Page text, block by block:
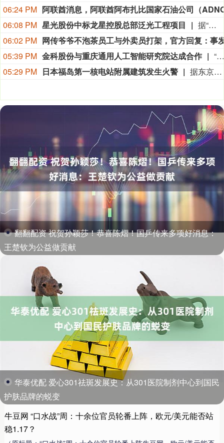
06:24 PM
06:08 PM 星光股份中标龙星控股总部泛光工程项目
据“星光股份”公众号消息，近日，星光股份成功中标龙星控股总部泛光工程项目。
06:02 PM
05:39 PM 金科股份与重庆通用人工智能研究院达成合作
“金科股份”公众号消息，2026年8月，金科地产集团股份有限公司（简称“金科股份”）与重庆通用人工智能研究院在重庆正式签署全方位合作协议。双方将依托通用人工智能前沿技术，落地不动产全场景智慧解决方案，合力打造重庆“人工智能+不动产”产业标杆项目。
05:29 PM 日本福岛第一核电站附属建筑发生火警 据东京电力公司消息，当地时间8日15时35分左右，日本福岛第一核电站5号、6号机组服务建筑3、4层的火灾报警器发生启动。东京电力公司于当天16时01分向双叶消防本部报警。随后，消防部门赶赴现场确认，但未发现明火或冒烟。事件对核电站厂区设备没有造成影响，监测点以及厂区边界的尘埃监测仪等所测得的放射线量也未发现异常。（央视新闻）
翻翻配资 祝贺孙颖莎！恭喜陈熠！国乒传来多项好消息：
王楚钦为公益做贡献
华泰优配 爱心301祛斑发展史：从301医院制剂中心到国民
护肤品牌的蜕变
牛豆网 “口水战”周：十余位官员轮番上阵，欧元/美元能否站
稳1.17？